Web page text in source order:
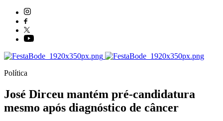
Política
José Dirceu mantém pré-candidatura
mesmo após diagnóstico de câncer